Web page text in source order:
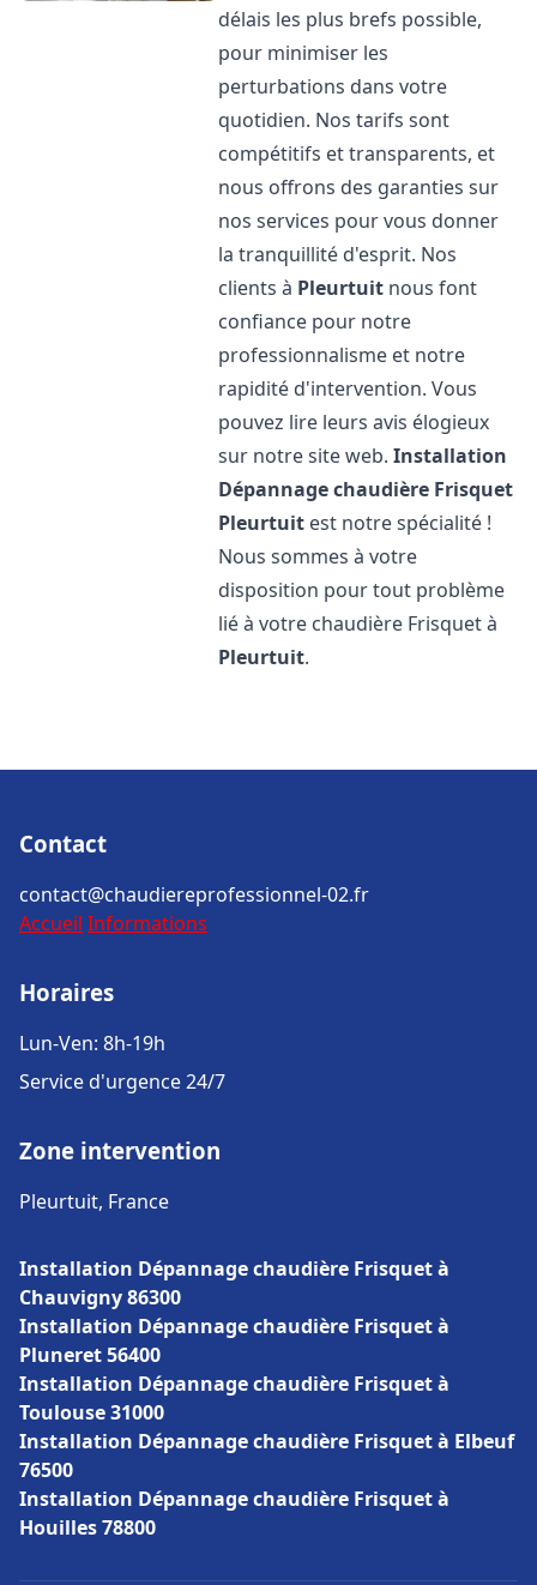
délais les plus brefs possible,
pour minimiser les
perturbations dans votre
quotidien. Nos tarifs sont
compétitifs et transparents, et
nous offrons des garanties sur
nos services pour vous donner
la tranquillité d'esprit. Nos
clients à Pleurtuit nous font
confiance pour notre
professionnalisme et notre
rapidité d'intervention. Vous
pouvez lire leurs avis élogieux
sur notre site web.Installation
Dépannage chaudière Frisquet
Pleurtuit est notre spécialité !
Nous sommes à votre
disposition pour tout problème
lié à votre chaudière Frisquet à
Pleurtuit.
Contact
contact@chaudiereprofessionnel-02.fr
Accueil Informations
Horaires
Lun-Ven: 8h-19h
Service d'urgence 24/7
Zone intervention
Pleurtuit, France
Installation Dépannage chaudière Frisquet à
Chauvigny 86300
Installation Dépannage chaudière Frisquet à
Pluneret 56400
Installation Dépannage chaudière Frisquet à
Toulouse 31000
Installation Dépannage chaudière Frisquet à Elbeuf
76500
Installation Dépannage chaudière Frisquet à
Houilles 78800